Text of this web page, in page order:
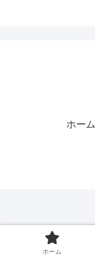
ホーム
ホーム